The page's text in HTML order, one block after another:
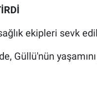
ekipleri sevk
Güllü'nün